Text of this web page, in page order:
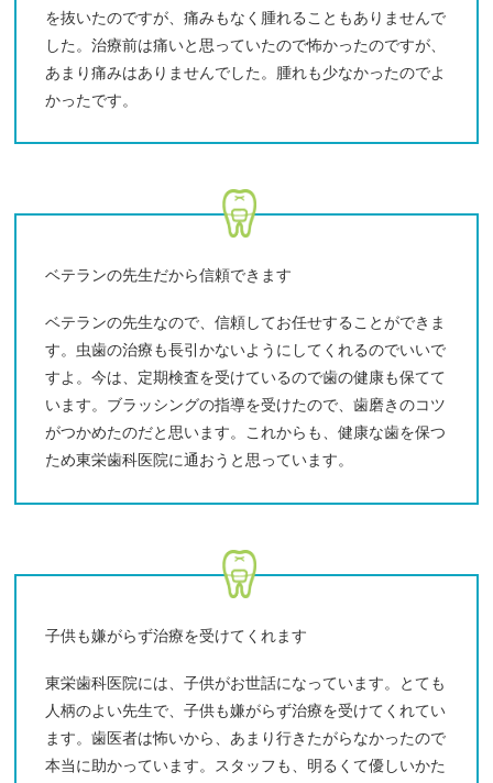
を抜いたのですが、痛みもなく腫れることもありませんで
した。治療前は痛いと思っていたので怖かったのですが、
あまり痛みはありませんでした。腫れも少なかったのでよ
かったです。
ベテランの先生だから信頼できます
ベテランの先生なので、信頼してお任せすることができま
す。虫歯の治療も長引かないようにしてくれるのでいいで
すよ。今は、定期検査を受けているので歯の健康も保てて
います。ブラッシングの指導を受けたので、歯磨きのコツ
がつかめたのだと思います。これからも、健康な歯を保つ
ため東栄歯科医院に通おうと思っています。
子供も嫌がらず治療を受けてくれます
東栄歯科医院には、子供がお世話になっています。とても
人柄のよい先生で、子供も嫌がらず治療を受けてくれてい
ます。歯医者は怖いから、あまり行きたがらなかったので
本当に助かっています。スタッフも、明るくて優しいかた